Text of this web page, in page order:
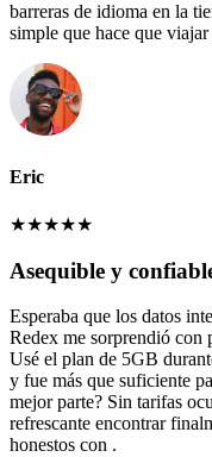
barreras de idioma en la
simple que hace que
Eric
★★★★★
Asequible y
Esperaba que los datos
Redex me sorprendió con
Usé el plan de 5GB
y fue más que suficiente
mejor parte? Sin tarifas
refrescante encontrar
honestos con .